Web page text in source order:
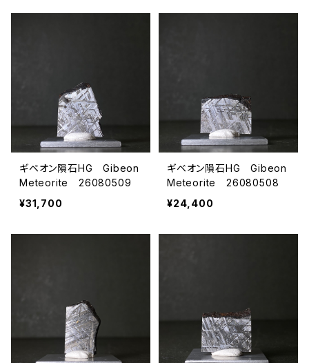
ギベオン隕石HG Gibeon
Meteorite 26080509
¥31,700
ギベオン隕石HG Gibeon
Meteorite 26080508
¥24,400